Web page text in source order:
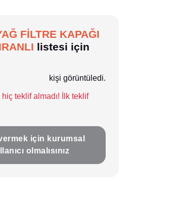
FİLTRE KAPAĞI
listesi için
kişi görüntüledi.
teklif almadı! İlk teklif
için kurumsal
olmalısınız
markası belirtilmemiş